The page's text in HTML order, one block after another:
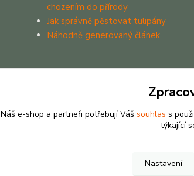
chozením do přírody
Jak správně pěstovat tulipány
Náhodně generovaný článek
Náš e-shop a partneři potřebují Váš souhlas s
týkající
Nastavení